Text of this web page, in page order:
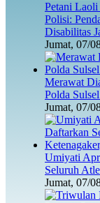
Petani
Polisi:
Disabilitas
Jumat, 07/
Merawat
Polda
Jumat, 07/
Umiyati
Seluruh
Jumat, 07/